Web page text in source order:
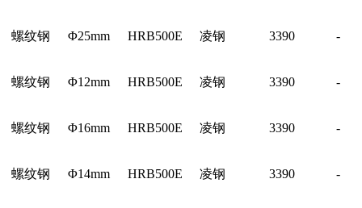
螺纹钢 Φ25mm HRB500E 凌钢 3390 -
螺纹钢 Φ12mm HRB500E 凌钢 3390 -
螺纹钢 Φ16mm HRB500E 凌钢 3390 -
螺纹钢 Φ14mm HRB500E 凌钢 3390 -